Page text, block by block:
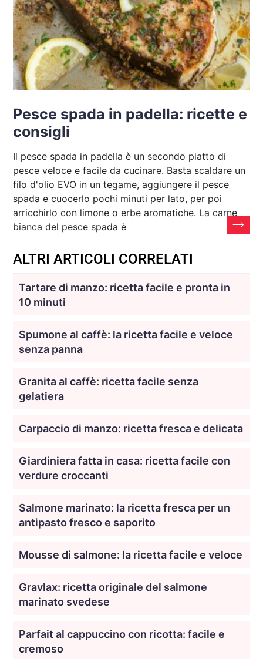
Pesce spada in padella: ricette e
consigli
Il pesce spada in padella è un secondo piatto di
pesce veloce e facile da cucinare. Basta scaldare un
filo d'olio EVO in un tegame, aggiungere il pesce
spada e cuocerlo pochi minuti per lato, per poi
arricchirlo con limone o erbe aromatiche. La carne
bianca del pesce spada è
ALTRI ARTICOLI CORRELATI
Tartare di manzo: ricetta facile e pronta in
10 minuti
Spumone al caffè: la ricetta facile e veloce
senza panna
Granita al caffè: ricetta facile senza
gelatiera
Carpaccio di manzo: ricetta fresca e delicata
Giardiniera fatta in casa: ricetta facile con
verdure croccanti
Salmone marinato: la ricetta fresca per un
antipasto fresco e saporito
Mousse di salmone: la ricetta facile e veloce
Gravlax: ricetta originale del salmone
marinato svedese
Parfait al cappuccino con ricotta: facile e
cremoso